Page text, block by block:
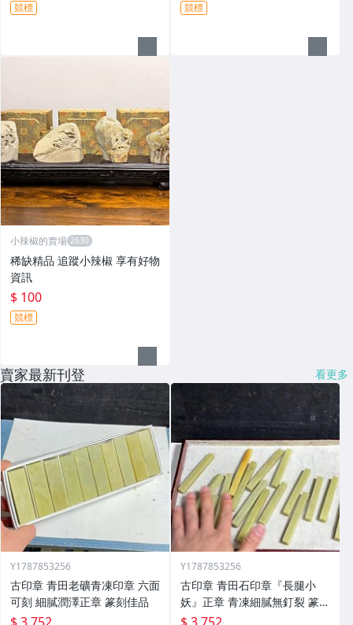
競標 競標
小辣椒的賣場
稀缺精品 追蹤小辣椒 享有好物
資訊
$ 100
競標
賣家最新刊登 看更多
Y1787853256
古印章 青田老礦青凍印章 六面
可刻 細膩潤澤正章 篆刻佳品
Y1787853256
古印章 青田石印章『長腿小
妖』正章 青凍細膩無釘裂 篆刻
用